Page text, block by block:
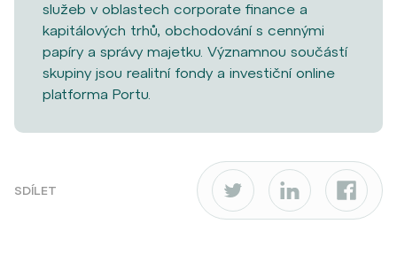
SDÍLET
služeb v oblastech corporate finance a
kapitálových trhů, obchodování s cennými
papíry a správy majetku. Významnou součástí
skupiny jsou realitní fondy a investiční online
platforma Portu.